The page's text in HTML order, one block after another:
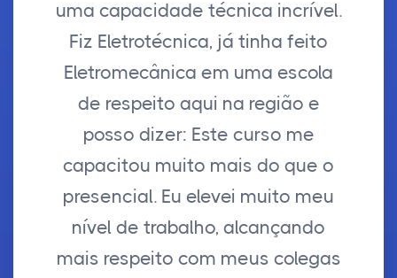
uma capacidade técnica incrível.
Fiz Eletrotécnica, já tinha feito
Eletromecânica em uma escola
de respeito aqui na região e
posso dizer: Este curso me
capacitou muito mais do que o
presencial. Eu elevei muito meu
nível de trabalho, alcançando
mais respeito com meus colegas